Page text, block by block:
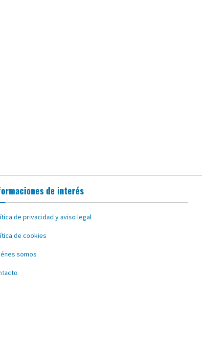
de interés
de privacidad y aviso legal
de cookies
somos